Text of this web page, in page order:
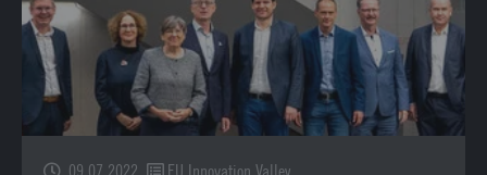
09.07.2022 EU Innovation Valley